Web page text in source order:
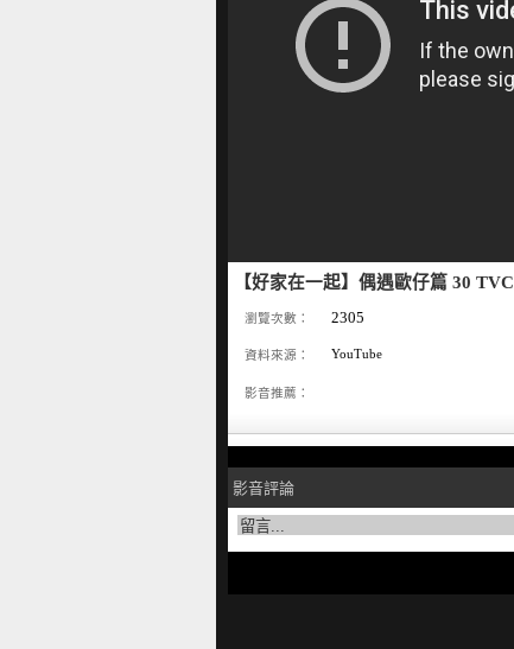
【好家在一起】偶遇歐仔篇 30 TVC
瀏覽次數： 2305
資料來源： YouTube
影音推薦：
影音評論